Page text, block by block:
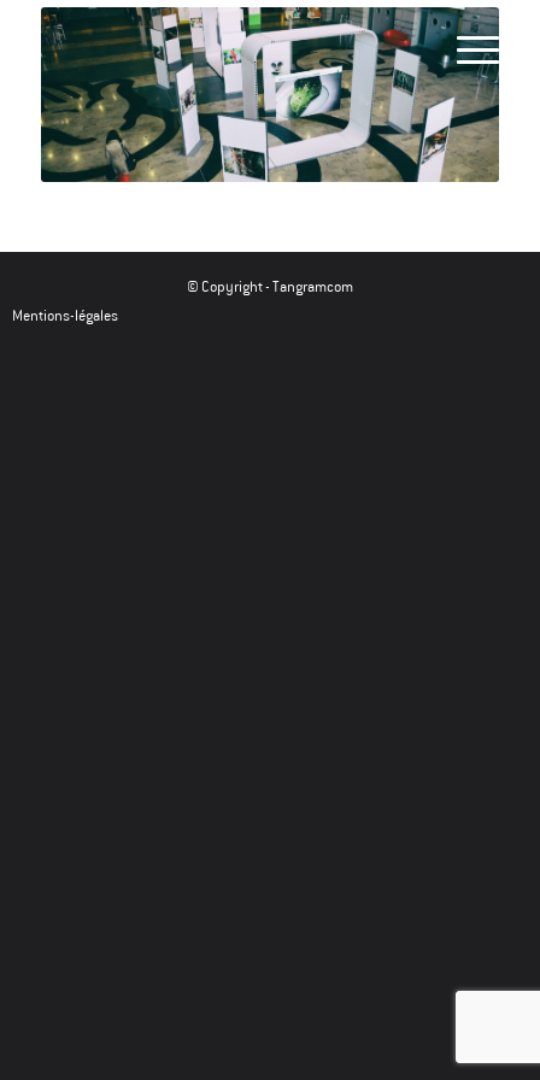
© Copyright -Tangramcom
Mentions-légales